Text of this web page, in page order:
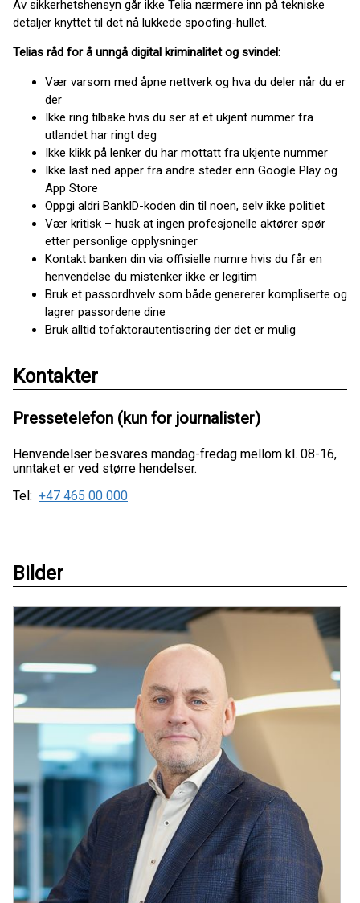
Av sikkerhetshensyn går ikke Telia nærmere inn på tekniske
detaljer knyttet til det nå lukkede spoofing-hullet.
Telias råd for å unngå digital kriminalitet og svindel:
Vær varsom med åpne nettverk og hva du deler når du er
der
Ikke ring tilbake hvis du ser at et ukjent nummer fra
utlandet har ringt deg
Ikke klikk på lenker du har mottatt fra ukjente nummer
Ikke last ned apper fra andre steder enn Google Play og
App Store
Oppgi aldri BankID-koden din til noen, selv ikke politiet
Vær kritisk – husk at ingen profesjonelle aktører spør
etter personlige opplysninger
Kontakt banken din via offisielle numre hvis du får en
henvendelse du mistenker ikke er legitim
Bruk et passordhvelv som både genererer kompliserte og
lagrer passordene dine
Bruk alltid tofaktorautentisering der det er mulig
Kontakter
Pressetelefon (kun for journalister)
Henvendelser besvares mandag-fredag mellom kl. 08-16,
unntaket er ved større hendelser.
Tel: +47 465 00 000
Bilder